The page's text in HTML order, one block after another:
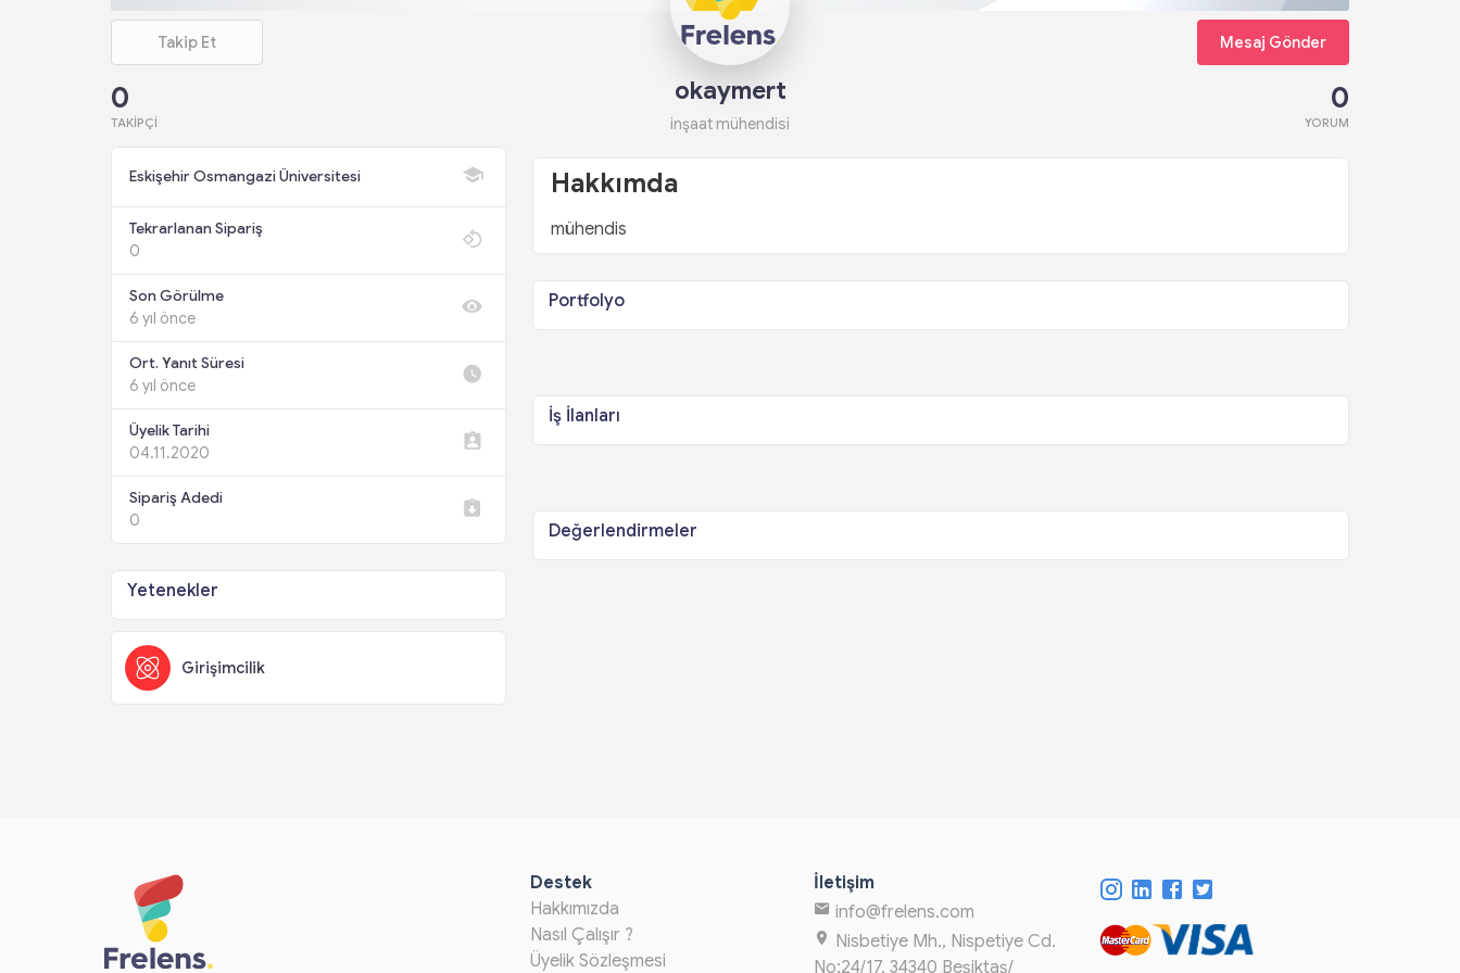
Takip Et Mesaj Gönder
0
TAKIPÇI
okaymert
inşaat mühendisi
0
YORUM
Eskişehir Osmangazi Üniversitesi
Tekrarlanan Sipariş
0
Son Görülme
6 yıl önce
Ort. Yanıt Süresi
6 yıl önce
Üyelik Tarihi
04.11.2020
Sipariş Adedi
0
Yetenekler
Girişimcilik
Hakkımda
mühendis
Portfolyo
İş İlanları
Değerlendirmeler
Destek
Hakkımızda
Nasıl Çalışır ?
Üyelik Sözleşmesi
İletişim
info@frelens.com
Nisbetiye Mh., Nispetiye Cd.
No:24/17, 34340 Beşiktaş/